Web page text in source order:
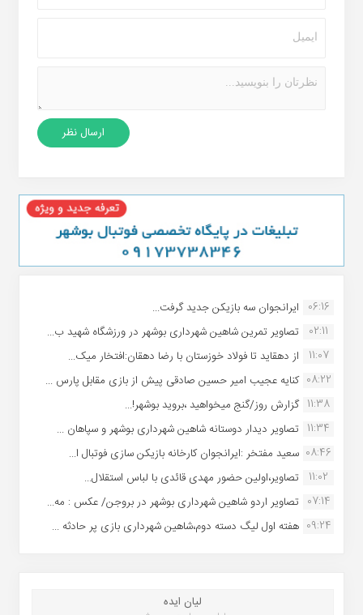
06:16 ایرانجوان سه بازیکن جدید گرفت...
02:11
تصاویر تمرین شاهین شهردارى بوشهر در ورزشگاه شهید ب...
11:07
از دهقاید تا فولاد خوزستان با رضا دهقان:افتخار میک...
08:22 کنایه عجیب امیر حسین صادقی پیش از بازی مقابل پارس ...
11:38 گزارش روز/گنج میخواهید ،بروید بوشهر!...
11:34 تصاویر دیدار دوستانه شاهین شهردارى بوشهر و سپاهان ...
08:46 سعید مفتخر :ایرانجوان کارخانه بازیکن سازی فوتبال ا...
11:02
تصاویر،اولین حضور مهدی قائدی با لباس استقلال...
07:14 تصاویر اردو شاهین شهرداری بوشهر در بروجن/ عکس : مه...
09:24 هفته اول لیگ دسته دوم،شاهین شهرداری بازی پر حادثه ...
لیان ایده